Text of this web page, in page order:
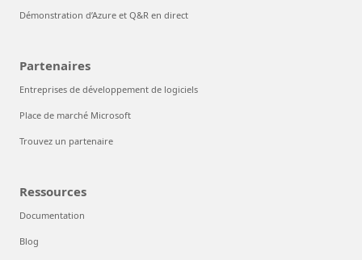
Démonstration d’Azure et Q&R en direct
Partenaires
Entreprises de développement de logiciels
Place de marché Microsoft
Trouvez un partenaire
Ressources
Documentation
Blog